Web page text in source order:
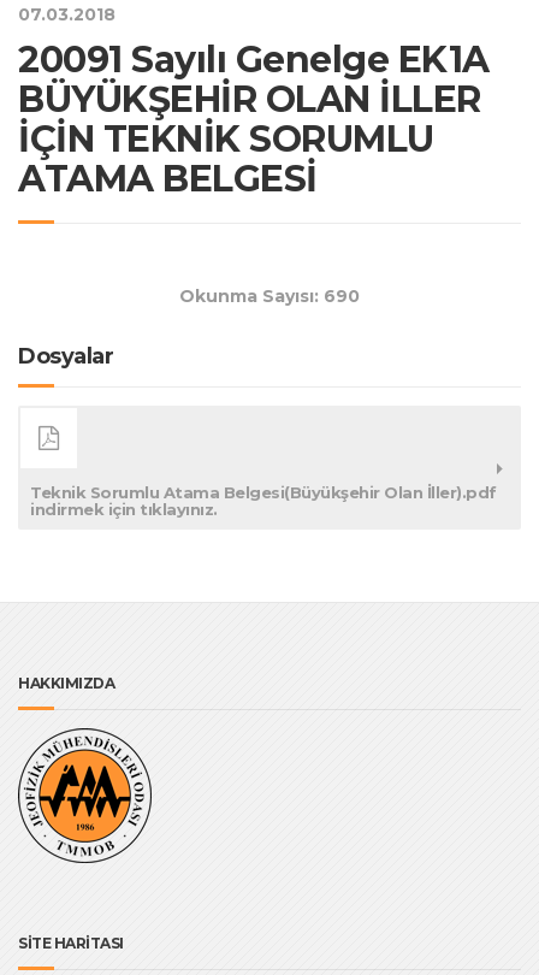
07.03.2018
20091 Sayılı Genelge EK1A
BÜYÜKŞEHİR OLAN İLLER
İÇİN TEKNİK SORUMLU
ATAMA BELGESİ
Okunma Sayısı: 690
Dosyalar
Teknik Sorumlu Atama Belgesi(Büyükşehir Olan İller).pdf
indirmek için tıklayınız.
HAKKIMIZDA
SİTE HARİTASI